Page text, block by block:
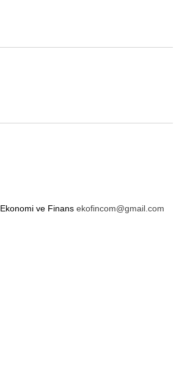
Ekonomi ve Finans ekofincom@gmail.com